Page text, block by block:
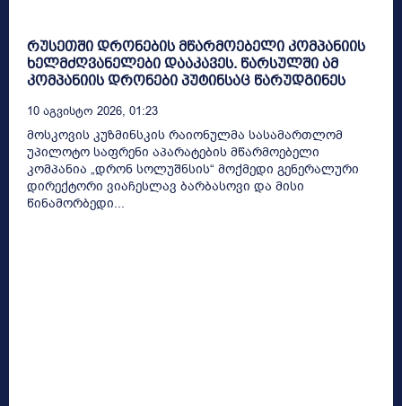
რუსეთში დრონების მწარმოებელი კომპანიის
ხელმძღვანელები დააკავეს. წარსულში ამ
კომპანიის დრონები პუტინსაც წარუდგინეს
10 Აგვისტო 2026, 01:23
მოსკოვის კუზმინსკის რაიონულმა სასამართლომ
უპილოტო საფრენი აპარატების მწარმოებელი
კომპანია „დრონ სოლუშნსის“ მოქმედი გენერალური
დირექტორი ვიაჩესლავ ბარბასოვი და მისი
წინამორბედი...